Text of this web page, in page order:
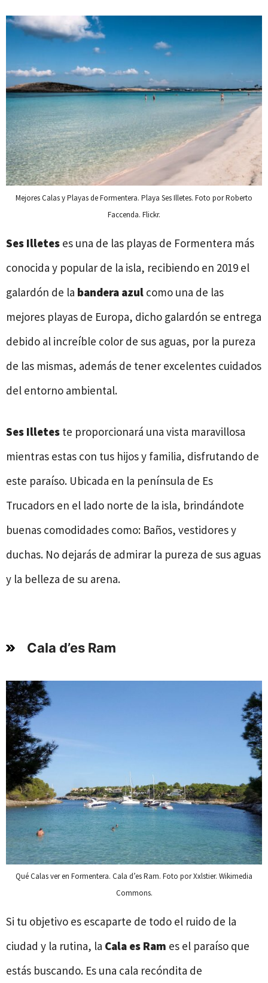
Mejores Calas y Playas de Formentera. Playa Ses Illetes. Foto por Roberto
Faccenda. Flickr.
Ses Illetes es una de las playas de Formentera más
conocida y popular de la isla, recibiendo en 2019 el
galardón de la bandera azul como una de las
mejores playas de Europa, dicho galardón se entrega
debido al increíble color de sus aguas, por la pureza
de las mismas, además de tener excelentes cuidados
del entorno ambiental.
Ses Illetes te proporcionará una vista maravillosa
mientras estas con tus hijos y familia, disfrutando de
este paraíso. Ubicada en la península de Es
Trucadors en el lado norte de la isla, brindándote
buenas comodidades como: Baños, vestidores y
duchas. No dejarás de admirar la pureza de sus aguas
y la belleza de su arena.
Cala d’es Ram
Qué Calas ver en Formentera. Cala d’es Ram. Foto por Xxlstier. Wikimedia
Commons.
Si tu objetivo es escaparte de todo el ruido de la
ciudad y la rutina, la Cala es Ram es el paraíso que
estás buscando. Es una cala recóndita de